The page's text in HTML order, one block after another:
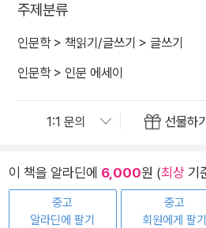
주제분류
인문학> 책읽기/글쓰기 > 글쓰기
인문학> 인문 에세이
선물하기
이 책을 알라딘에 6,000원 (최상 기
중고
알라딘에 팔기
중고
회원에게 팔기